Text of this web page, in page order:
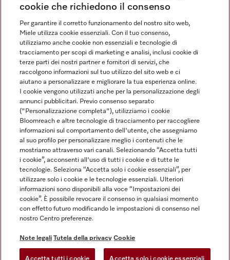
Linguaggio
ITALIANO
Note Legali
Tutela della privacy
Miele su YoutubeMiele su Instagram
Miele su Facebook
Miele on Pinterest
Miele su LinkedIn
cookie che richiedono il consenso
Per garantire il corretto funzionamento del nostro sito web,
Miele utilizza cookie essenziali. Con il tuo consenso,
utilizziamo anche cookie non essenziali e tecnologie di
tracciamento per scopi di marketing e analisi, inclusi cookie di
terze parti dei nostri partner e fornitori di servizi, che
raccolgono informazioni sul tuo utilizzo del sito web e ci
aiutano a personalizzare e migliorare la tua esperienza online.
I cookie vengono utilizzati anche per la personalizzazione degli
annunci pubblicitari. Previo consenso separato
("Personalizzazione completa"), utilizziamo i cookie
Bloomreach e altre tecnologie di tracciamento per raccogliere
informazioni sul comportamento dell'utente, che assegniamo
al suo profilo per personalizzare meglio i contenuti che le
mostriamo attraverso vari canali. Selezionando “Accetta tutti
i cookie”, acconsenti all'uso di tutti i cookie e di tutte le
tecnologie. Seleziona “Accetta solo i cookie essenziali”, per
utilizzare solo i cookie e le tecnologie essenziali. Ulteriori
informazioni sono disponibili alla voce “Impostazioni dei
cookie”. È possibile revocare il consenso in qualsiasi momento
con effetto futuro modificando le impostazioni di consenso nel
nostro Centro preferenze.
Note legali Tutela della privacy Cookie